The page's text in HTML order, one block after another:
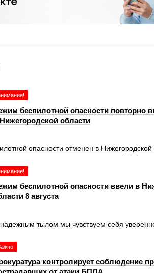
беспилотной опасности повторно
области
опасности отменен в Нижегородской
беспилотной опасности ввели в
8 августа
тылом мы чувствуем себя
контролирует соблюдение